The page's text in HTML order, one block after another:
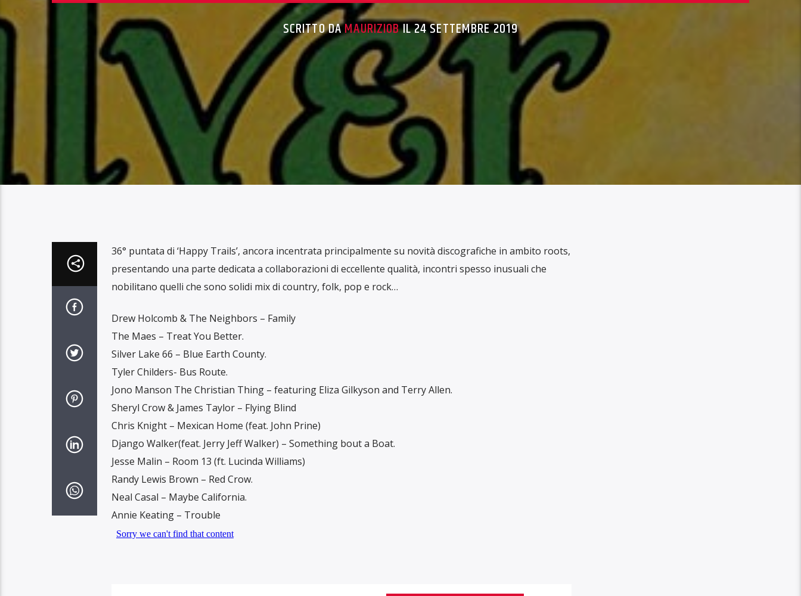
SCRITTO DAMAURIZIOBIL 24 SETTEMBRE 2019
36° puntata di ‘Happy Trails’, ancora incentrata principalmente su novità discografiche in ambito roots,
presentando una parte dedicata a collaborazioni di eccellente qualità, incontri spesso inusuali che
nobilitano quelli che sono solidi mix di country, folk, pop e rock…
Drew Holcomb & The Neighbors – Family
The Maes – Treat You Better.
Silver Lake 66 – Blue Earth County.
Tyler Childers- Bus Route.
Jono Manson The Christian Thing – featuring Eliza Gilkyson and Terry Allen.
Sheryl Crow & James Taylor – Flying Blind
Chris Knight – Mexican Home (feat. John Prine)
Django Walker(feat. Jerry Jeff Walker) – Something bout a Boat.
Jesse Malin – Room 13 (ft. Lucinda Williams)
Randy Lewis Brown – Red Crow.
Neal Casal – Maybe California.
Annie Keating – Trouble